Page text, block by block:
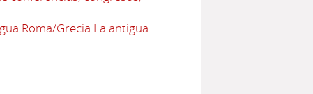
Roma/Grecia.La antigua